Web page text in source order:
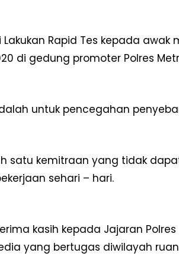
Rapid Tes kepada
di gedung promoter Polres
untuk pencegahan
satu kemitraan yang tidak
sehari – hari.
kasih kepada Jajaran Polres
yang bertugas diwilayah